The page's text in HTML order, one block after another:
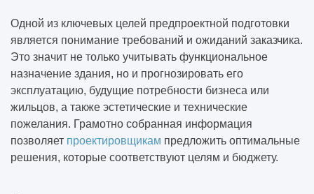
Одной из ключевых целей предпроектной подготовки
является понимание требований и ожиданий заказчика.
Это значит не только учитывать функциональное
назначение здания, но и прогнозировать его
эксплуатацию, будущие потребности бизнеса или
жильцов, а также эстетические и технические
пожелания. Грамотно собранная информация
позволяет проектировщикам предложить оптимальные
решения, которые соответствуют целям и бюджету.